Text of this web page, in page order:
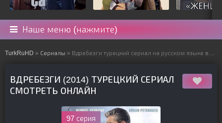
Наше меню (нажмите)
TurkRuHD » Сериалы » Вдребезги турецкий сериал на русском языке все серии смотреть онлайн бесплатно подряд
ВДРЕБЕЗГИ (2014) ТУРЕЦКИЙ СЕРИАЛ
СМОТРЕТЬ ОНЛАЙН
97 серия